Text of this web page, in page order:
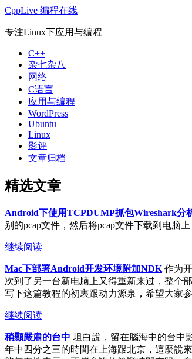
CppLive 编程在线
专注Linux下应用与编程
C++
杂七杂八
网络
C语言
应用与编程
WordPress
Ubuntu
Linux
影评
文章归档
精选文章
Android下使用TCPDUMP抓包Wireshark分
别的pcap文件，然后将pcap文件下载到电脑
继续阅读
Mac下部署Android开发环境附加NDK 作为
次到了另一台新电脑上又得重新来过，整个
写下这篇教程的初衷跟动力源泉，希望大家
继续阅读
稍顯嚴肅的台中 坦白說，留在腦海中的台中
年中四分之三的時間在上海跟北京，這麼說